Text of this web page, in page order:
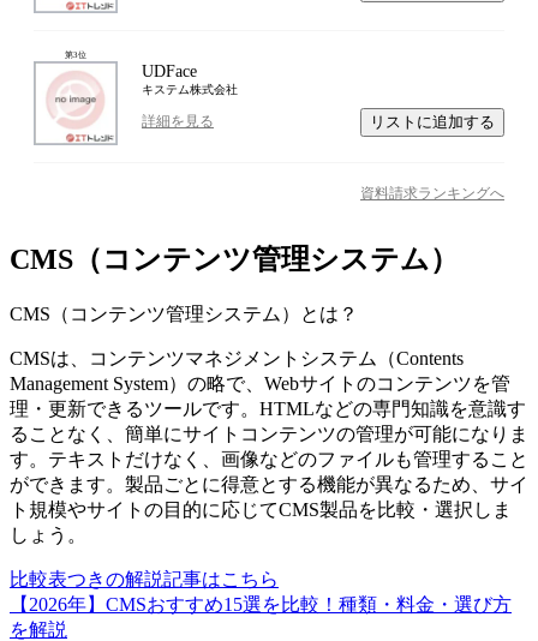
第3位
UDFace
キステム株式会社
詳細を見る リストに追加する
資料請求ランキングへ
CMS（コンテンツ管理システム）
CMS（コンテンツ管理システム） とは？
CMSは、コンテンツマネジメントシステム（Contents
Management System）の略で、Webサイトのコンテンツを管
理・更新できるツールです。HTMLなどの専門知識を意識す
ることなく、簡単にサイトコンテンツの管理が可能になりま
す。テキストだけなく、画像などのファイルも管理すること
ができます。製品ごとに得意とする機能が異なるため、サイ
ト規模やサイトの目的に応じてCMS製品を比較・選択しま
しょう。
比較表つきの解説記事はこちら
【2026年】CMSおすすめ15選を比較！種類・料金・選び方
を解説